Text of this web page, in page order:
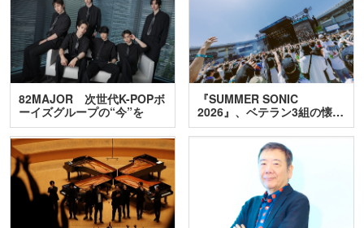
82MAJOR 次世代K-POPボ
ーイズグループの“今”を
訊…
『SUMMER SONIC
2026』、ベテラン3組の懐…